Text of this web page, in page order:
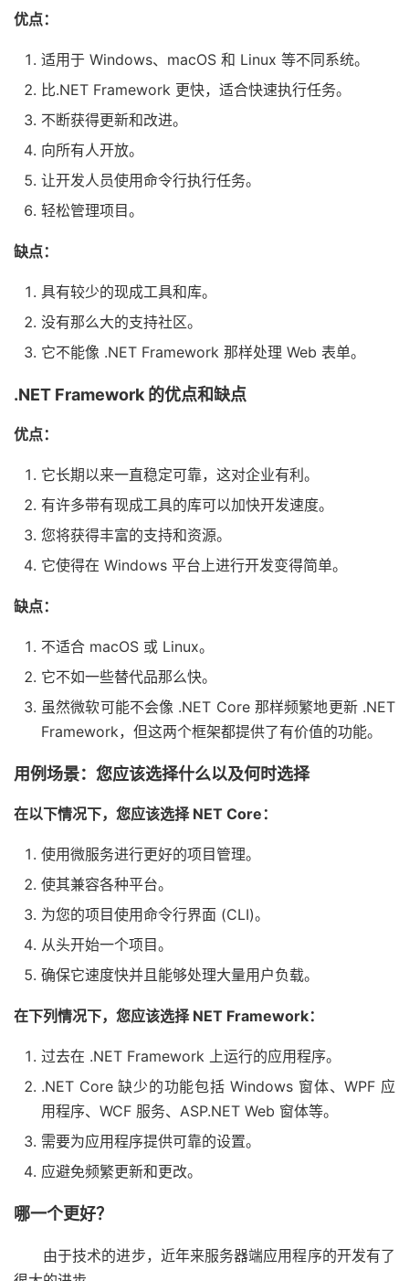
优点：
适用于 Windows、macOS 和 Linux 等不同系统。
比.NET Framework 更快，适合快速执行任务。
不断获得更新和改进。
向所有人开放。
让开发人员使用命令行执行任务。
轻松管理项目。
缺点：
具有较少的现成工具和库。
没有那么大的支持社区。
它不能像 .NET Framework 那样处理 Web 表单。
.NET Framework 的优点和缺点
优点：
它长期以来一直稳定可靠，这对企业有利。
有许多带有现成工具的库可以加快开发速度。
您将获得丰富的支持和资源。
它使得在 Windows 平台上进行开发变得简单。
缺点：
不适合 macOS 或 Linux。
它不如一些替代品那么快。
虽然微软可能不会像 .NET Core 那样频繁地更新 .NET
Framework，但这两个框架都提供了有价值的功能。
用例场景：您应该选择什么以及何时选择
在以下情况下，您应该选择 NET Core：
使用微服务进行更好的项目管理。
使其兼容各种平台。
为您的项目使用命令行界面 (CLI)。
从头开始一个项目。
确保它速度快并且能够处理大量用户负载。
在下列情况下，您应该选择 NET Framework：
过去在 .NET Framework 上运行的应用程序。
.NET Core 缺少的功能包括 Windows 窗体、WPF 应
用程序、WCF 服务、ASP.NET Web 窗体等。
需要为应用程序提供可靠的设置。
应避免频繁更新和更改。
哪一个更好？
由于技术的进步，近年来服务器端应用程序的开发有了